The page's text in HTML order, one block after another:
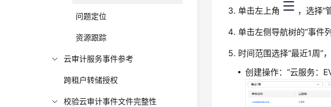
问题定位
资源跟踪
云审计服务事件参考
跨租户转储授权
校验云审计事件文件完整性
单击左上角 ，选择“
单击左侧导航树的“事件
时间范围选择“最近1周”
创建操作：“云服务：